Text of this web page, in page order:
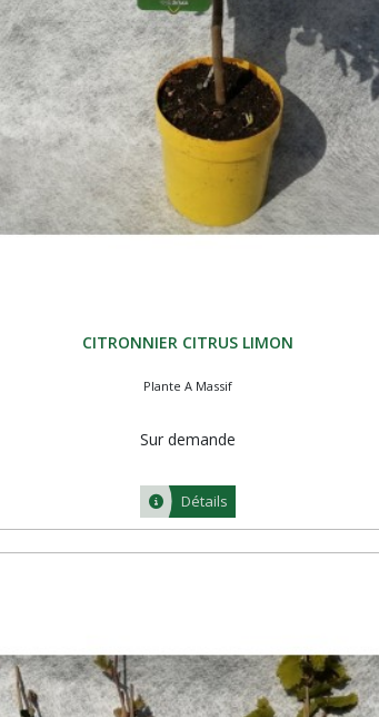
CITRONNIER CITRUS LIMON
Plante A Massif
Sur demande
Détails